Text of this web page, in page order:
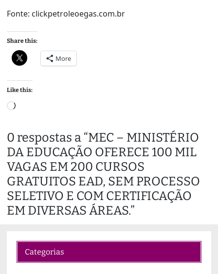
Fonte: clickpetroleoegas.com.br
Share this:
More
Like this:
L
d
i
n
g
…
0 respostas a “MEC – MINISTÉRIO
DA EDUCAÇÃO OFERECE 100 MIL
VAGAS EM 200 CURSOS
GRATUITOS EAD, SEM PROCESSO
SELETIVO E COM CERTIFICAÇÃO
EM DIVERSAS ÁREAS.”
Categorias